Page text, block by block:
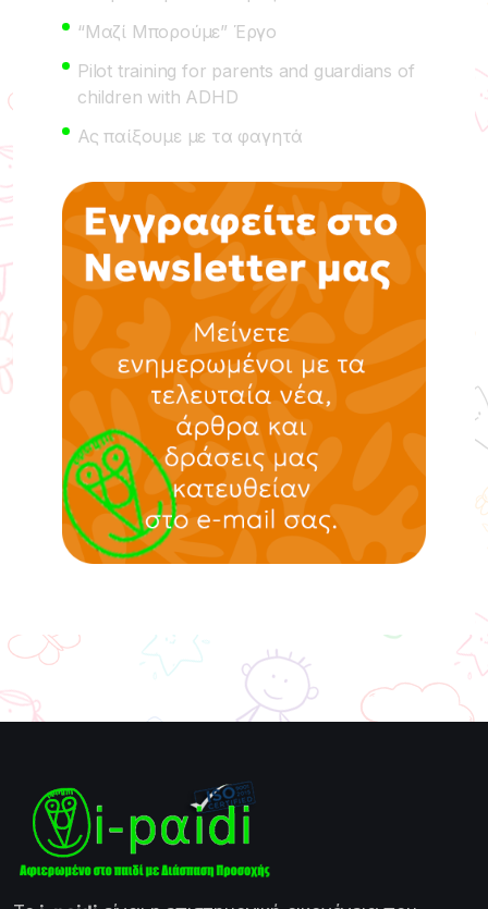
“Μαζί Μπορούμε” Έργο
Pilot training for parents and guardians of
children with ADHD
Ας παίξουμε με τα φαγητά